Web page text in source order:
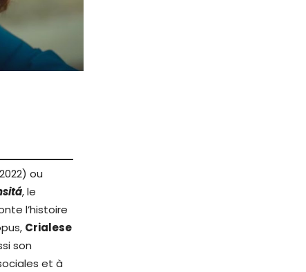
ou
, le
l’histoire
Crialese
son
et à